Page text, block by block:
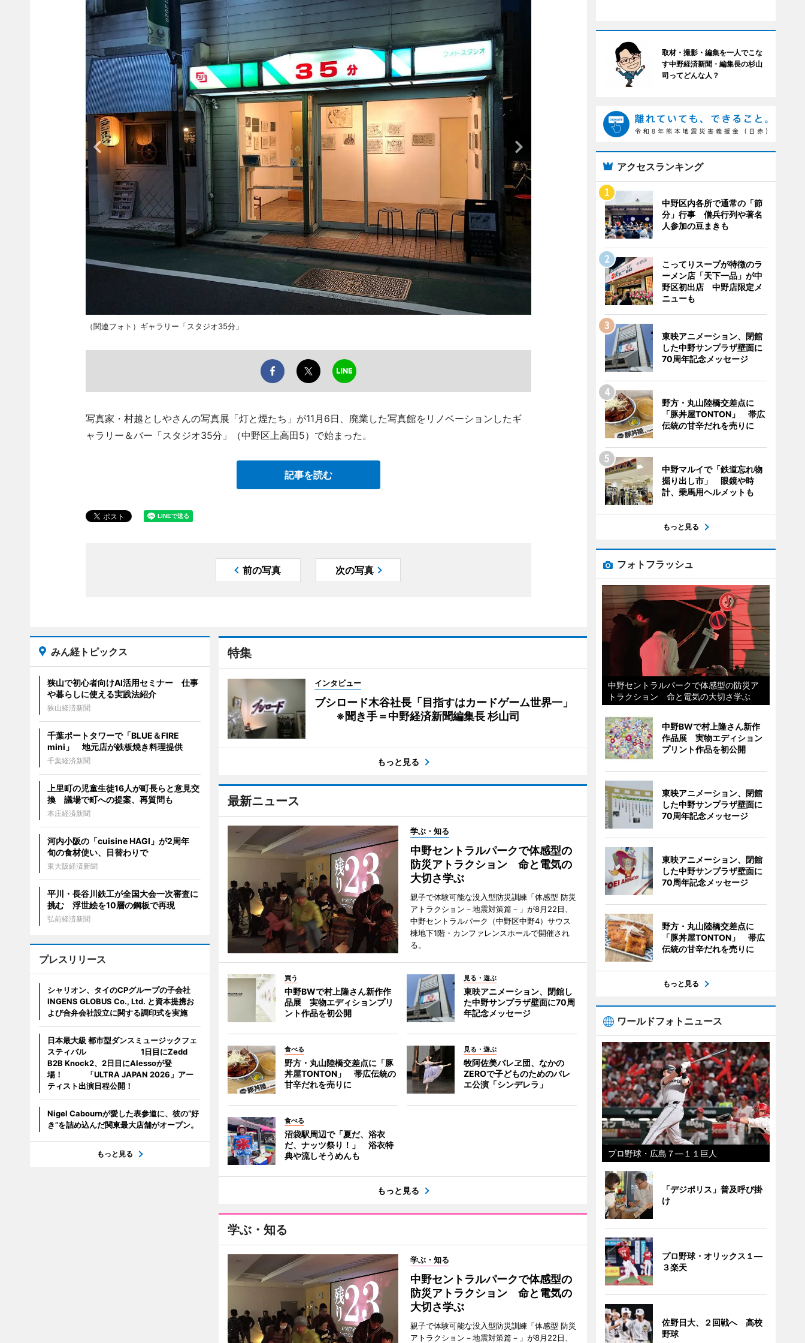
（関連フォト）ギャラリー「スタジオ35分」
写真家・村越としやさんの写真展「灯と煙たち」が11月6日、廃業した写真館をリノベーションしたギ
ャラリー＆バー「スタジオ35分」（中野区上高田5）で始まった。
記事を読む
前の写真 次の写真
特集
インタビュー
ブシロード木谷社長「目指すはカードゲーム世界一」
※聞き手＝中野経済新聞編集長 杉山司
もっと見る
最新ニュース
学ぶ・知る
中野セントラルパークで体感型の
防災アトラクション 命と電気の
大切さ学ぶ
親子で体験可能な没入型防災訓練「体感型 防災
アトラクション－地震対策篇－」が8月22日、
中野セントラルパーク（中野区中野4）サウス
棟地下1階・カンファレンスホールで開催され
る。
買う
中野BWで村上隆さん新作作
品展 実物エディションプリ
ント作品を初公開
見る・遊ぶ
東映アニメーション、閉館し
た中野サンプラザ壁面に70周
年記念メッセージ
食べる
野方・丸山陸橋交差点に「豚
丼屋TONTON」 帯広伝統の
甘辛だれを売りに
見る・遊ぶ
牧阿佐美バレヱ団、なかの
ZEROで子どものためのバレ
エ公演「シンデレラ」
食べる
沼袋駅周辺で「夏だ、浴衣
だ、ナッツ祭り！」 浴衣特
典や流しそうめんも
もっと見る
学ぶ・知る
学ぶ・知る
中野セントラルパークで体感型の
防災アトラクション 命と電気の
大切さ学ぶ
親子で体験可能な没入型防災訓練「体感型 防災
アトラクション－地震対策篇－」が8月22日、
みん経トピックス
狭山で初心者向けAI活用セミナー 仕事
や暮らしに使える実践法紹介
狭山経済新聞
千葉ポートタワーで「BLUE＆FIRE
mini」 地元店が鉄板焼き料理提供
千葉経済新聞
上里町の児童生徒16人が町長らと意見交
換 議場で町への提案、再質問も
本庄経済新聞
河内小阪の「cuisine HAGI」が2周年
旬の食材使い、日替わりで
東大阪経済新聞
平川・長谷川鉄工が全国大会一次審査に
挑む 浮世絵を10層の鋼板で再現
弘前経済新聞
プレスリリース
シャリオン、タイのCPグループの子会社
INGENS GLOBUS Co., Ltd. と資本提携お
よび合弁会社設立に関する調印式を実施
日本最大級 都市型ダンスミュージックフェ
スティバル 1日目にZedd
B2B Knock2、2日目にAlessoが登
場！ 「ULTRA JAPAN 2026」アー
ティスト出演日程公開！
Nigel Cabournが愛した表参道に、彼の“好
き”を詰め込んだ関東最大店舗がオープン。
もっと見る
取材・撮影・編集を一人でこな
す中野経済新聞・編集長の杉山
司ってどんな人？
アクセスランキング
中野区内各所で通常の「節
分」行事 僧兵行列や著名
人参加の豆まきも
こってりスープが特徴のラ
ーメン店「天下一品」が中
野区初出店 中野店限定メ
ニューも
東映アニメーション、閉館
した中野サンプラザ壁面に
70周年記念メッセージ
野方・丸山陸橋交差点に
「豚丼屋TONTON」 帯広
伝統の甘辛だれを売りに
中野マルイで「鉄道忘れ物
掘り出し市」 眼鏡や時
計、乗馬用ヘルメットも
もっと見る
フォトフラッシュ
中野セントラルパークで体感型の防災ア
トラクション 命と電気の大切さ学ぶ
中野BWで村上隆さん新作
作品展 実物エディション
プリント作品を初公開
東映アニメーション、閉館
した中野サンプラザ壁面に
70周年記念メッセージ
東映アニメーション、閉館
した中野サンプラザ壁面に
70周年記念メッセージ
野方・丸山陸橋交差点に
「豚丼屋TONTON」 帯広
伝統の甘辛だれを売りに
もっと見る
ワールドフォトニュース
プロ野球・広島７―１１巨人
「デジポリス」普及呼び掛
け
プロ野球・オリックス１―
３楽天
佐野日大、２回戦へ 高校
野球